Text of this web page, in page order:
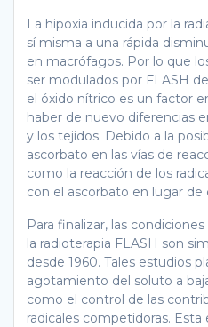
La hipoxia inducida por la
sí misma a una rápida
en macrófagos. Por lo que
ser modulados por FLASH
el óxido nítrico es un factor
haber de nuevo diferencias
y los tejidos. Debido a la
ascorbato en las vías de
como la reacción de los
con el ascorbato en lugar de
Para finalizar, las
la radioterapia FLASH son
desde 1960. Tales estudios
agotamiento del soluto a
como el control de las
radicales competidoras.